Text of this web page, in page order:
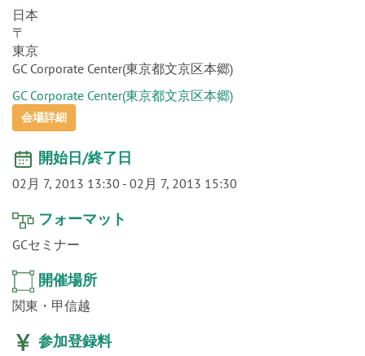
日本
〒
東京
GC Corporate Center(東京都文京区本郷)
GC Corporate Center(東京都文京区本郷)
会場詳細
開始日/終了日
02月 7, 2013 13:30 - 02月 7, 2013 15:30
フォーマット
GCセミナー
開催場所
関東・甲信越
参加登録料